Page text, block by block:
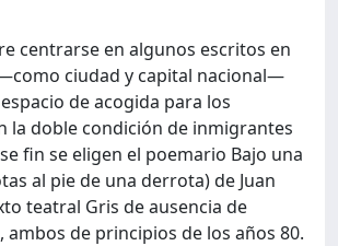
centrarse en algunos escritos en
ciudad y capital nacional—
de acogida para los
la doble condición de inmigrantes
fin se eligen el poemario Bajo una
al pie de una derrota) de Juan
teatral Gris de ausencia de
ambos de principios de los años 80.